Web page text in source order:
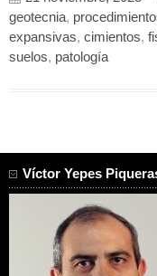
geotecnia,
expansivas, cimientos,
suelos, patología
Víctor Yepes